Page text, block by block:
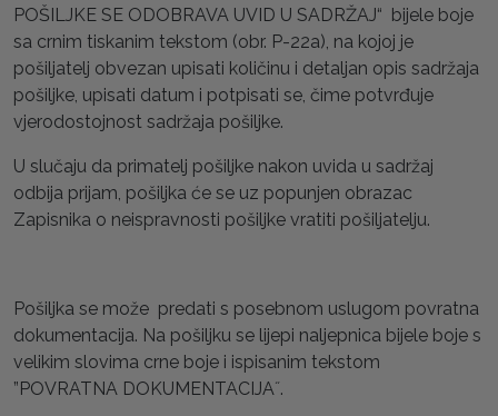
POŠILJKE SE ODOBRAVA UVID U SADRŽAJ“ bijele boje
sa crnim tiskanim tekstom (obr. P-22a), na kojoj je
pošiljatelj obvezan upisati količinu i detaljan opis sadržaja
pošiljke, upisati datum i potpisati se, čime potvrđuje
vjerodostojnost sadržaja pošiljke.
U slučaju da primatelj pošiljke nakon uvida u sadržaj
odbija prijam, pošiljka će se uz popunjen obrazac
Zapisnika o neispravnosti pošiljke vratiti pošiljatelju.
Pošiljka se može predati s posebnom uslugom povratna
dokumentacija. Na pošiljku se lijepi naljepnica bijele boje s
velikim slovima crne boje i ispisanim tekstom
”POVRATNA DOKUMENTACIJA˝.